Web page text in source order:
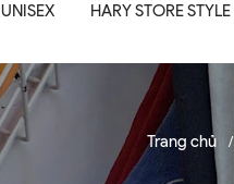
UNISEX HARY STORE STYLE
Trang chủ /